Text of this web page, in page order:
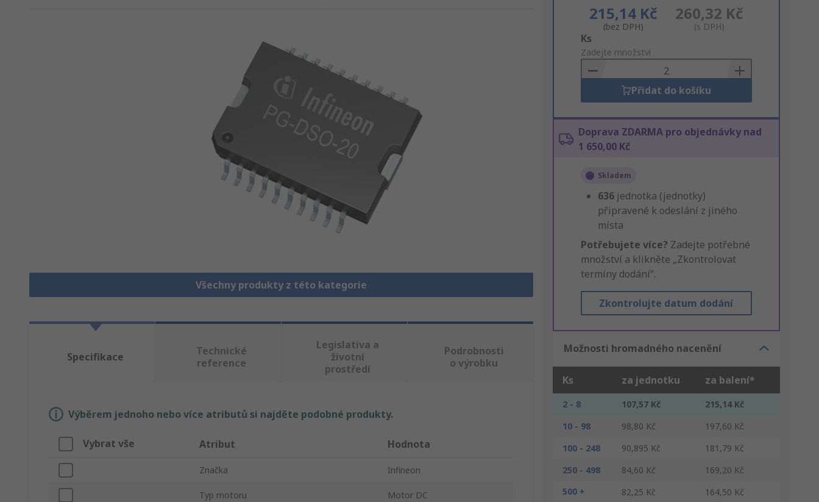
Všechny produkty z této kategorie
215,14 Kč
(bez DPH)
260,32 Kč
(s DPH)
Add
to
Basket
Ks
Zadejte množství
Přidat do košíku
Doprava ZDARMA pro objednávky nad
1 650,00 Kč
Skladem
636 jednotka (jednotky)
připravené k odeslání z jiného
místa
Potřebujete více? Zadejte potřebné
množství a klikněte „Zkontrolovat
termíny dodání“.
Zkontrolujte datum dodání
Možnosti hromadného nacenění
Ks za jednotku za balení*
2 - 8 107,57 Kč
215,14 Kč
10 - 98
98,80 Kč
197,60 Kč
100 - 248
90,895 Kč
181,79 Kč
250 - 498
84,60 Kč
169,20 Kč
500 +
82,25 Kč 164,50 Kč
Specifikace
Technické
reference
Legislativa a
životní
prostředí
Podrobnosti
o výrobku
Výběrem jednoho nebo více atributů si najděte podobné produkty.
Vybrat vše Atribut Hodnota
Značka Infineon
Typ motoru Motor DC